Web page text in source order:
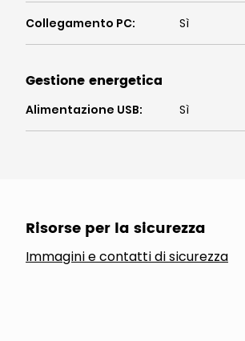
Collegamento PC: Sì
Gestione energetica
Alimentazione USB: Sì
Risorse per la sicurezza
Immagini e contatti di sicurezza